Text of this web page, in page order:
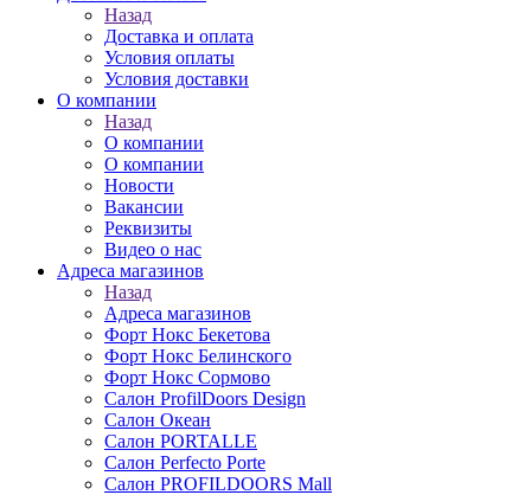
Назад
Доставка и оплата
Условия оплаты
Условия доставки
О компании
Назад
О компании
О компании
Новости
Вакансии
Реквизиты
Видео о нас
Адреса магазинов
Назад
Адреса магазинов
Форт Нокс Бекетова
Форт Нокс Белинского
Форт Нокс Сормово
Салон ProfilDoors Design
Салон Океан
Салон PORTALLE
Салон Perfecto Portе
Салон PROFILDOORS Mall